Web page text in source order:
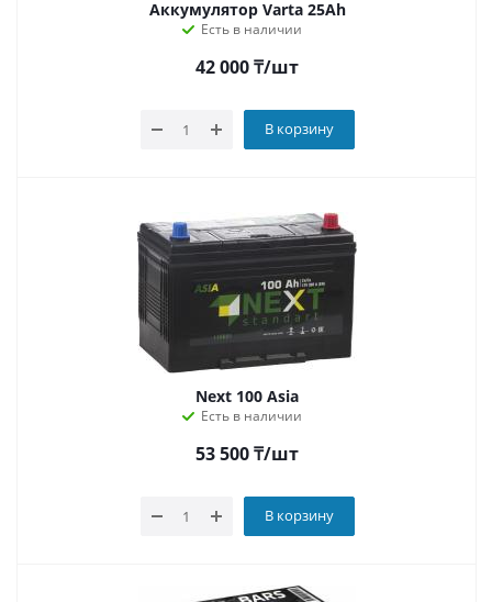
Аккумулятор Varta 25Ah
Есть в наличии
42 000₸/шт
В корзину
Next 100 Asia
Есть в наличии
53 500₸/шт
В корзину